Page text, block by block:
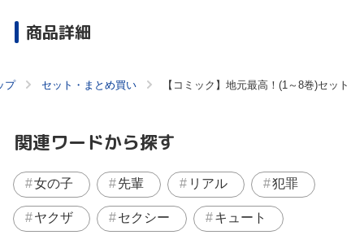
商品詳細
プ セット・まとめ買い 【コミック】地元最高！(1～8巻)セット
関連ワードから探す
女の子 先輩 リアル 犯罪
ヤクザ セクシー キュート